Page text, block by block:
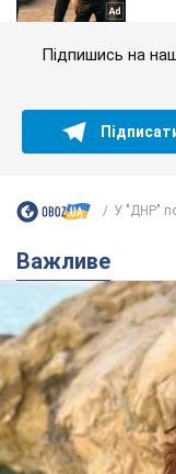
Підпишись на
У "ДНР"
Важливе